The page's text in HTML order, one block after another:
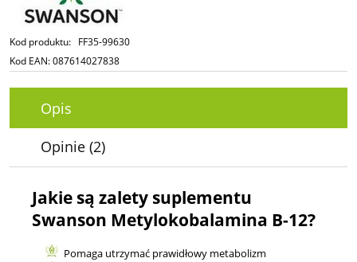
Kod produktu: FF35-99630
Kod EAN:087614027838
Opis
Opinie (2)
Jakie są zalety suplementu
Swanson Metylokobalamina B-12?
Pomaga utrzymać prawidłowy metabolizm